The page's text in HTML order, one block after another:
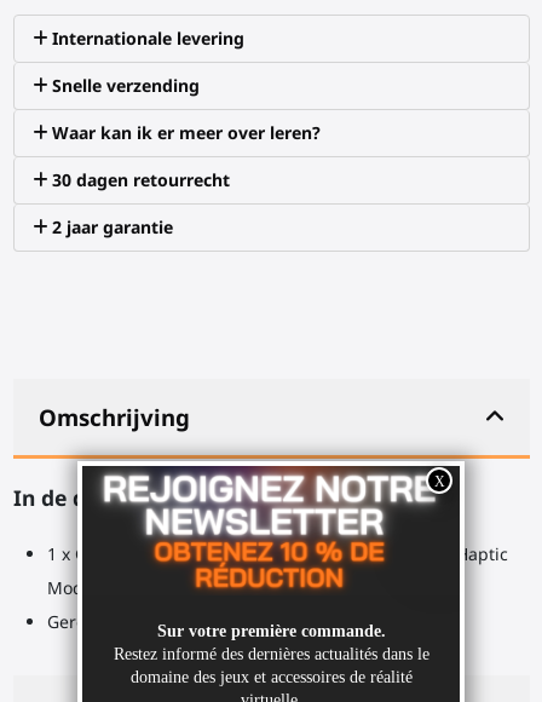
Internationale levering
Snelle verzending
Waar kan ik er meer over leren?
30 dagen retourrecht
2 jaar garantie
Omschrijving
In de doos:
1 x Glijdend reserveonderdeel voor ProBolter Gun Haptic
Module
Gereedschapstas